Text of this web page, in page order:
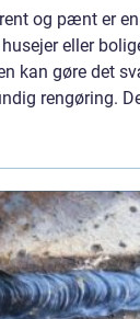
og pænt er
eller
kan gøre det
rengøring.